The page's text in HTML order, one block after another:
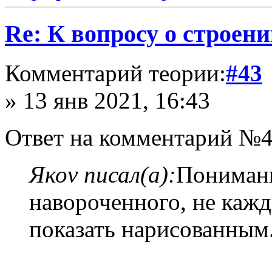
Re: К вопросу о
Комментарий теории:#43
» 13 янв 2021, 16:43
Ответ на комментарий
Якоv писал(а):
навороченного, не
показать